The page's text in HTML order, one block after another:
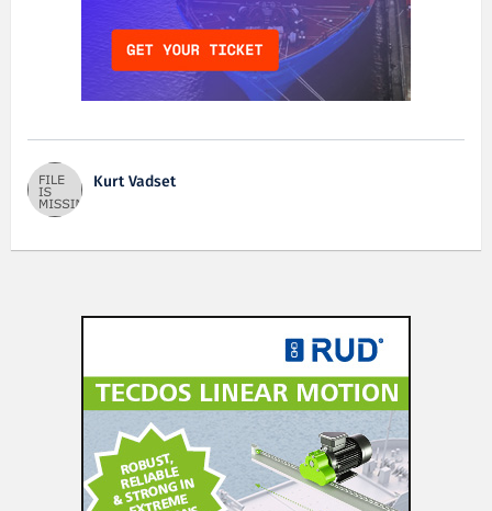
Kurt Vadset